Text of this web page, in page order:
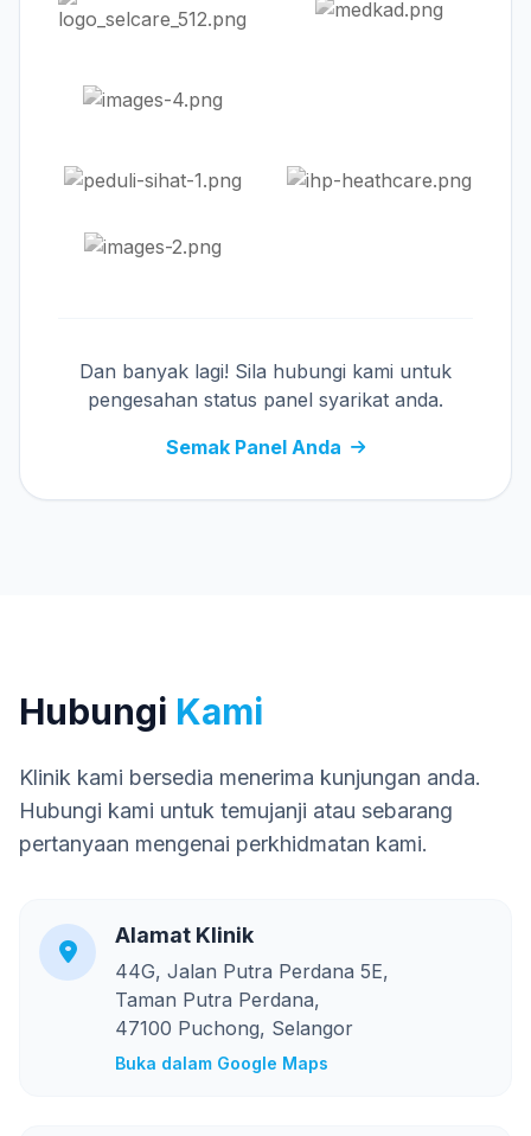
Dan banyak lagi! Sila hubungi kami untuk
pengesahan status panel syarikat anda.
Semak Panel Anda
Hubungi Kami
Klinik kami bersedia menerima kunjungan anda.
Hubungi kami untuk temujanji atau sebarang
pertanyaan mengenai perkhidmatan kami.
Alamat Klinik
44G, Jalan Putra Perdana 5E,
Taman Putra Perdana,
47100 Puchong, Selangor
Buka dalam Google Maps